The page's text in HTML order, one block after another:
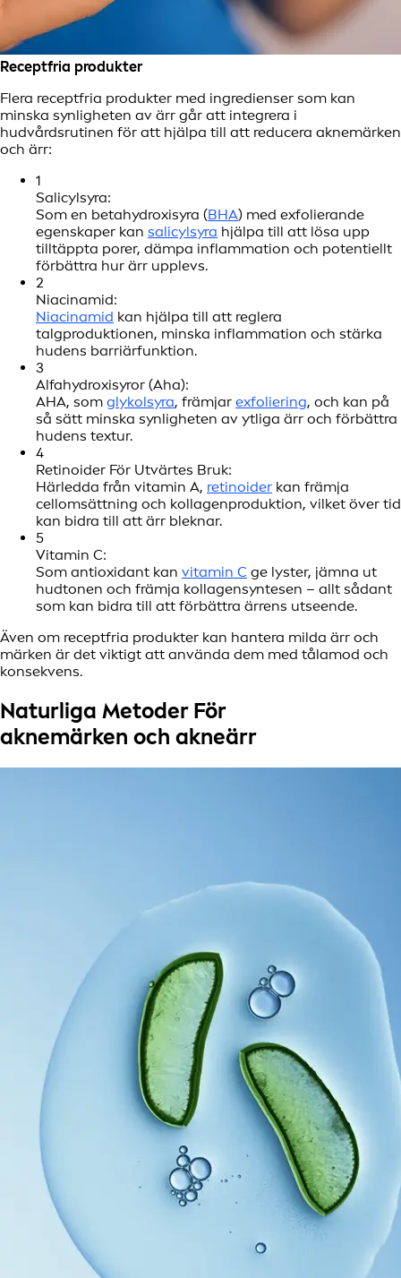
Receptfria produkter
Flera receptfria produkter med ingredienser som kan
minska synligheten av ärr går att integrera i
hudvårdsrutinen för att hjälpa till att reducera aknemärken
och ärr:
1
Salicylsyra:
Som en betahydroxisyra (BHA) med exfolierande
egenskaper kan salicylsyra hjälpa till att lösa upp
tilltäppta porer, dämpa inflammation och potentiellt
förbättra hur ärr upplevs.
2
Niacinamid:
Niacinamid kan hjälpa till att reglera
talgproduktionen, minska inflammation och stärka
hudens barriärfunktion.
3
Alfahydroxisyror (Aha):
AHA, som glykolsyra, främjar exfoliering, och kan på
så sätt minska synligheten av ytliga ärr och förbättra
hudens textur.
4
Retinoider För Utvärtes Bruk:
Härledda från vitamin A, retinoider kan främja
cellomsättning och kollagenproduktion, vilket över tid
kan bidra till att ärr bleknar.
5
Vitamin C:
Som antioxidant kan vitamin C ge lyster, jämna ut
hudtonen och främja kollagensyntesen – allt sådant
som kan bidra till att förbättra ärrens utseende.
Även om receptfria produkter kan hantera milda ärr och
märken är det viktigt att använda dem med tålamod och
konsekvens.
Naturliga Metoder För
aknemärken och akneärr